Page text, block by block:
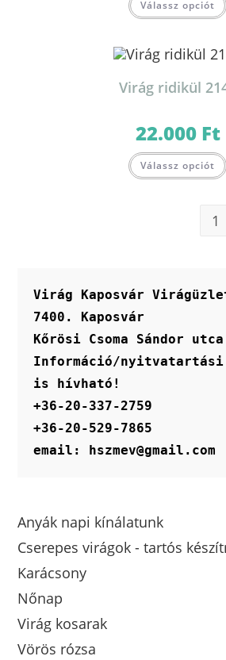
Válassz opciót
Virág ridikül
22.000 Ft
Válassz opciót
1
Virág Kaposvár
7400. Kaposvár
Kőrösi Csoma Sándor
Információ/
is hívható!
+36-20-337-2759
+36-20-529-7865
email: hszmev@gmail.com
Anyák napi kínálatunk
Cserepes virágok - tartós
Karácsony
Nőnap
Virág kosarak
Vörös rózsa